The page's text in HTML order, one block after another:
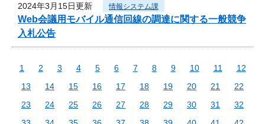
2024年3月15日更新 情報システム課
Web会議用モバイル通信回線の調達に関する一般競争
入札公告
1 2 3 4 5 6 7 8 9 10 11
12
13
14 15 16 17 18 19 20 21
22
23
24 25 26 27 28 29 30 31
32